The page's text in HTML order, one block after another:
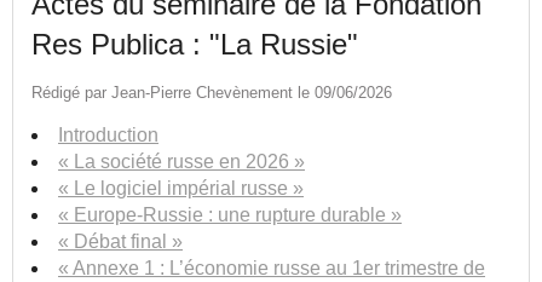
Res Publica : "La Russie"
Rédigé par Jean-Pierre Chevènement le 09/06/2026
Introduction
« La société russe en 2026 »
« Le logiciel impérial russe »
« Europe-Russie : une rupture durable »
« Débat final »
« Annexe 1 : L’économie russe au 1er trimestre de